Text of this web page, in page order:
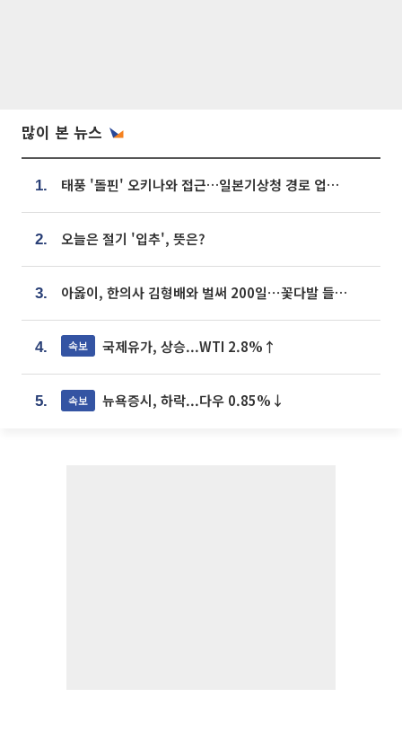
많이 본 뉴스
1. 태풍 '돌핀' 오키나와 접근…일본기상청 경로 업데이트
2. 오늘은 절기 '입추', 뜻은?
3. 아옳이, 한의사 김형배와 벌써 200일⋯꽃다발 들고 "프러포즈 아냐"
4. 속보 국제유가, 상승...WTI 2.8%↑
5. 속보 뉴욕증시, 하락...다우 0.85%↓